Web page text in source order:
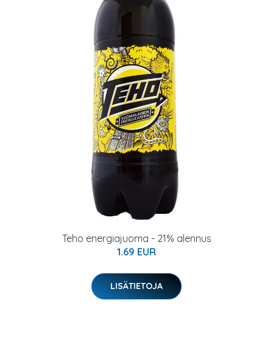
Teho energiajuoma - 21% alennus
1.69 EUR
LISÄTIETOJA